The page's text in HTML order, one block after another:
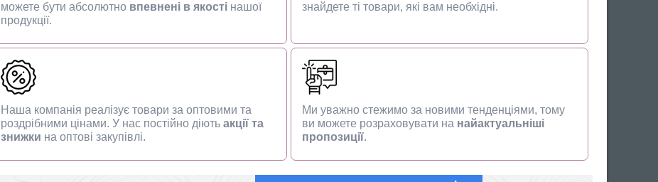
можете бути абсолютно впевнені в якості нашої
продукції.
знайдете ті товари, які вам необхідні.
Наша компанія реалізує товари за оптовими та
роздрібними цінами. У нас постійно діють акції та
знижки на оптові закупівлі.
Ми уважно стежимо за новими тенденціями, тому
ви можете розраховувати на найактуальніші
пропозиції.